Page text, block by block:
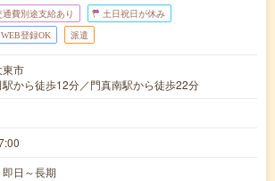
通費別途支給あり 土日祝日が休み
WEB登録OK 派遣
東市
から徒歩12分／門真南駅から徒歩22分
即日～長期